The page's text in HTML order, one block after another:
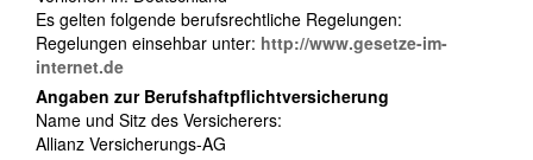
Es gelten folgende berufsrechtliche Regelungen:
Regelungen einsehbar unter: http://www.gesetze-im-
internet.de
Angaben zur Berufshaftpflichtversicherung
Name und Sitz des Versicherers:
Allianz Versicherungs-AG